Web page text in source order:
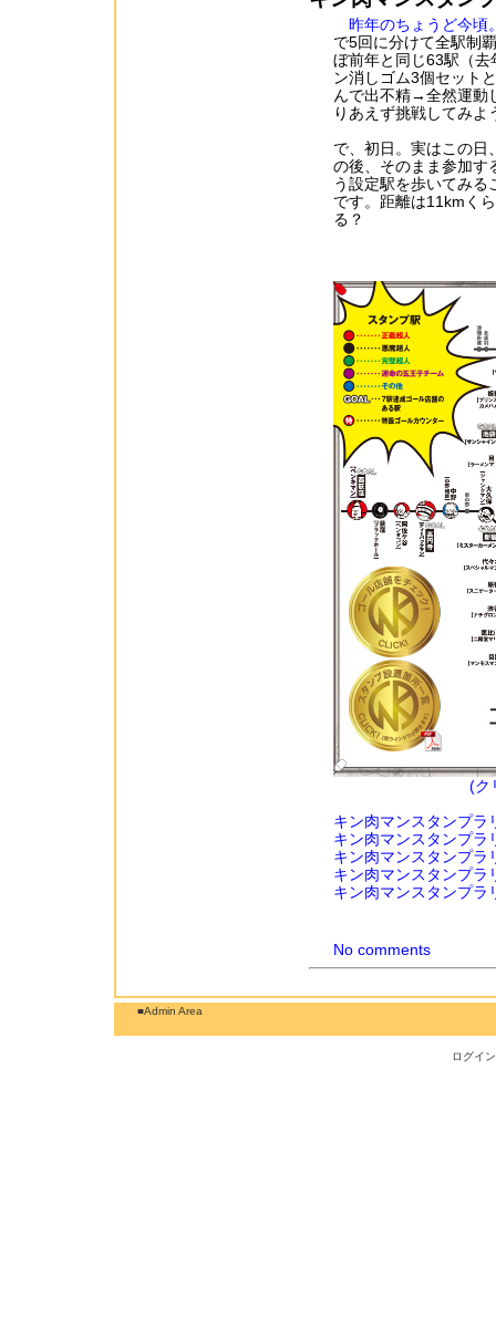
昨年のちょうど今頃
で5回に分けて全駅制
ぼ前年と同じ63駅（
ン消しゴム3個セット
んで出不精→全然運動
りあえず挑戦してみよ
で、初日。実はこの日
の後、そのまま参加す
う設定駅を歩いてみ
です。距離は11kmく
る？
(ク
キン肉マンスタンプラ
キン肉マンスタンプラ
キン肉マンスタンプラ
キン肉マンスタンプラ
キン肉マンスタンプラ
No comments
■Admin Area
ログイ